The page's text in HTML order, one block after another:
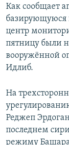
Как сообщает
базирующуюся
центр
пятницу были
вооружённой
Идлиб.
На
Реджеп
последнем
режиму